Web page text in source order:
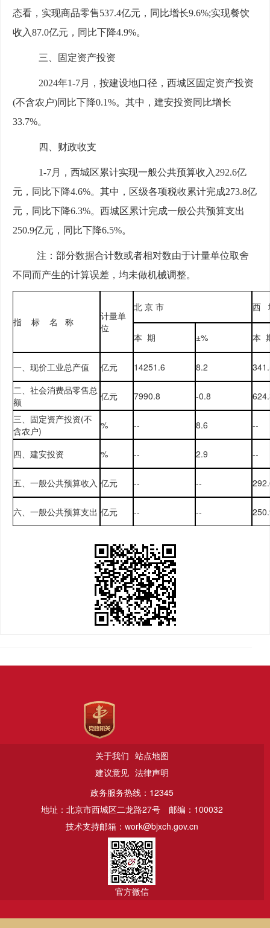
态看，实现商品零售537.4亿元，同比增长9.6%;实现餐饮
收入87.0亿元，同比下降4.9%。
三、固定资产投资
2024年1-7月，按建设地口径，西城区固定资产投资
(不含农户)同比下降0.1%。其中，建安投资同比增长
33.7%。
四、财政收支
1-7月，西城区累计实现一般公共预算收入292.6亿
元，同比下降4.6%。其中，区级各项税收累计完成273.8亿
元，同比下降6.3%。西城区累计完成一般公共预算支出
250.9亿元，同比下降6.5%。
注：部分数据合计数或者相对数由于计量单位取舍
不同而产生的计算误差，均未做机械调整。
指 标 名 称
计量单
位
北 京 市 西
本 期 ±% 本
一、现价工业总产值 亿元 14251.6 8.2
二、社会消费品零售总
额
亿元 7990.8 -0.8
三、固定资产投资(不
含农户)
% -- 8.6 --
四、建安投资 % -- 2.9 --
五、一般公共预算收入 亿元 -- --
六、一般公共预算支出 亿元 -- --
关于我们 站点地图
建议意见 法律声明
政务服务热线：12345
地址：北京市西城区二龙路27号
邮编：100032
技术支持邮箱：work@bjxch.gov.cn
官方微信